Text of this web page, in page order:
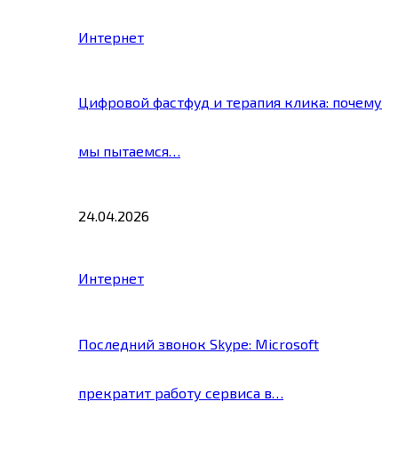
Интернет
Цифровой фастфуд и терапия клика: почему
мы пытаемся…
24.04.2026
Интернет
Последний звонок Skype: Microsoft
прекратит работу сервиса в…